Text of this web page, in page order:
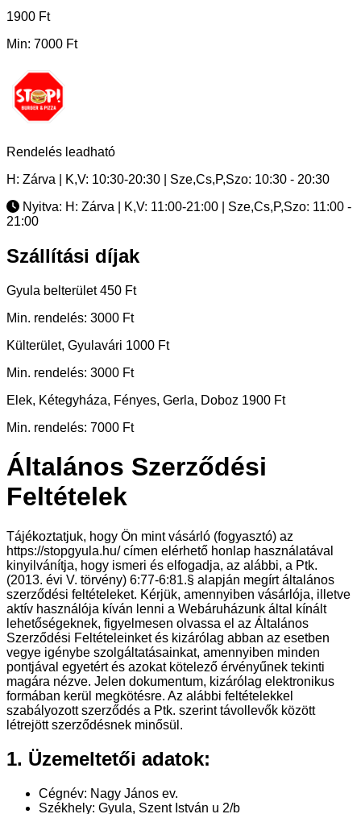
1900 Ft
Min: 7000 Ft
Rendelés leadható
H: Zárva | K,V: 10:30-20:30 | Sze,Cs,P,Szo: 10:30 - 20:30
Nyitva: H: Zárva | K,V: 11:00-21:00 | Sze,Cs,P,Szo: 11:00 -
21:00
Szállítási díjak
Gyula belterület 450 Ft
Min. rendelés: 3000 Ft
Külterület, Gyulavári 1000 Ft
Min. rendelés: 3000 Ft
Elek, Kétegyháza, Fényes, Gerla, Doboz 1900 Ft
Min. rendelés: 7000 Ft
Általános Szerződési
Feltételek
Tájékoztatjuk, hogy Ön mint vásárló (fogyasztó) az
https://stopgyula.hu/ címen elérhető honlap használatával
kinyilvánítja, hogy ismeri és elfogadja, az alábbi, a Ptk.
(2013. évi V. törvény) 6:77-6:81.§ alapján megírt általános
szerződési feltételeket. Kérjük, amennyiben vásárlója, illetve
aktív használója kíván lenni a Webáruházunk által kínált
lehetőségeknek, figyelmesen olvassa el az Általános
Szerződési Feltételeinket és kizárólag abban az esetben
vegye igénybe szolgáltatásainkat, amennyiben minden
pontjával egyetért és azokat kötelező érvényűnek tekinti
magára nézve. Jelen dokumentum, kizárólag elektronikus
formában kerül megkötésre. Az alábbi feltételekkel
szabályozott szerződés a Ptk. szerint távollevők között
létrejött szerződésnek minősül.
1. Üzemeltetői adatok:
Cégnév: Nagy János ev.
Székhely: Gyula, Szent István u 2/b